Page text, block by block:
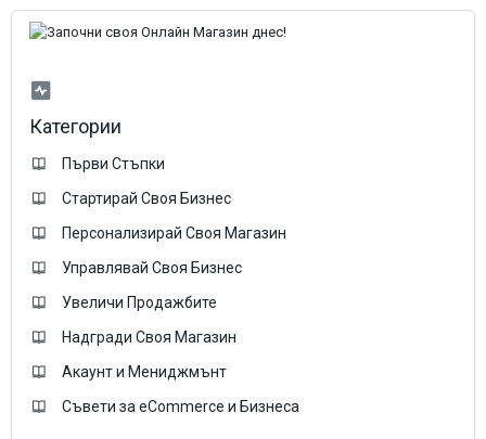
Категории
Първи Стъпки
Стартирай Своя Бизнес
Персонализирай Своя Магазин
Управлявай Своя Бизнес
Увеличи Продажбите
Надгради Своя Магазин
Акаунт и Мениджмънт
Съвети за eCommerce и Бизнеса